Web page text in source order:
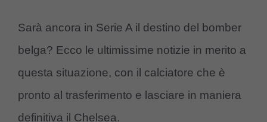
Sarà ancora in Serie A il destino del bomber
belga? Ecco le ultimissime notizie in merito a
questa situazione, con il calciatore che è
pronto al trasferimento e lasciare in maniera
definitiva il Chelsea.